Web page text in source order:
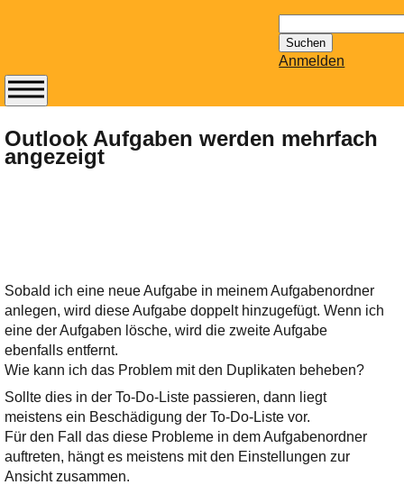
nach:
Anmelden
Outlook Aufgaben werden mehrfach
angezeigt
Sobald ich eine neue Aufgabe in meinem Aufgabenordner
anlegen, wird diese Aufgabe doppelt hinzugefügt. Wenn ich
eine der Aufgaben lösche, wird die zweite Aufgabe
ebenfalls entfernt.
Wie kann ich das Problem mit den Duplikaten beheben?
Sollte dies in der To-Do-Liste passieren, dann liegt
meistens ein Beschädigung der To-Do-Liste vor.
Für den Fall das diese Probleme in dem Aufgabenordner
auftreten, hängt es meistens mit den Einstellungen zur
Ansicht zusammen.
Abonnieren Sie den
14-tägig
erscheinenden
Newsletter von
bereithält!
Wie z.B. Outlook,
GMail, Thunderbird
oder auch
Ihre E-Mail
Adresse:
E-Mail